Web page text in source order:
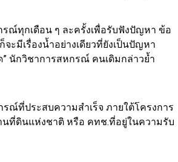
ณ์ทุกเดือน ๆ ละครั้งเพื่อรับฟังปัญหา ข้อ
ะมีเรื่องน้ำอย่างเดียวที่ยังเป็นปัญหา
” นักวิชาการสหกรณ์ คนเดิมกล่าวย้ำ
ณ์ที่ประสบความสำเร็จ ภายใต้โครงการ
ที่ดินแห่งชาติ หรือ คทช.ที่อยู่ในความรับ